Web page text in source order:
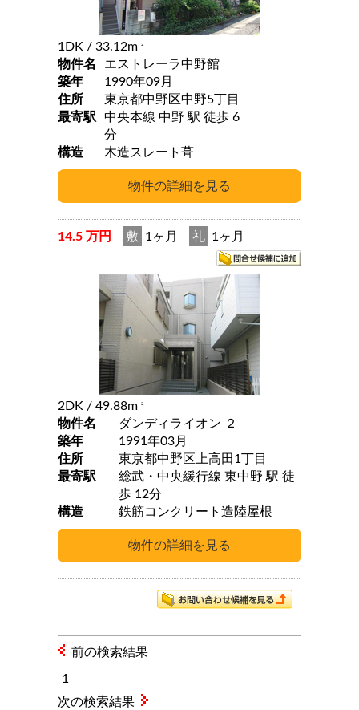
1DK / 33.12m 2
物件名
エストレーラ中野館
築年
1990年09月
住所
東京都中野区中野5丁目
最寄駅
中央本線 中野 駅 徒歩 6
分
構造
木造スレート葺
14.5 万円 敷 1ヶ月 礼 1ヶ月
2DK / 49.88m 2
物件名
ダンディライオン ２
築年
1991年03月
住所
東京都中野区上高田1丁目
最寄駅
総武・中央緩行線 東中野 駅 徒
歩 12分
構造
鉄筋コンクリート造陸屋根
前の検索結果
1